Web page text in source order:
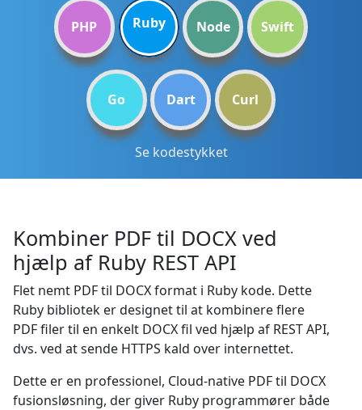
PHP Ruby Node Swift
Go Dart Curl
Se kodestykket
Kombiner PDF til DOCX ved
hjælp af Ruby REST API
Flet nemt PDF til DOCX format i Ruby kode. Dette
Ruby bibliotek er designet til at kombinere flere
PDF filer til en enkelt DOCX fil ved hjælp af REST API,
dvs. ved at sende HTTPS kald over internettet.
Dette er en professionel, Cloud-native PDF til DOCX
fusionsløsning, der giver Ruby programmører både